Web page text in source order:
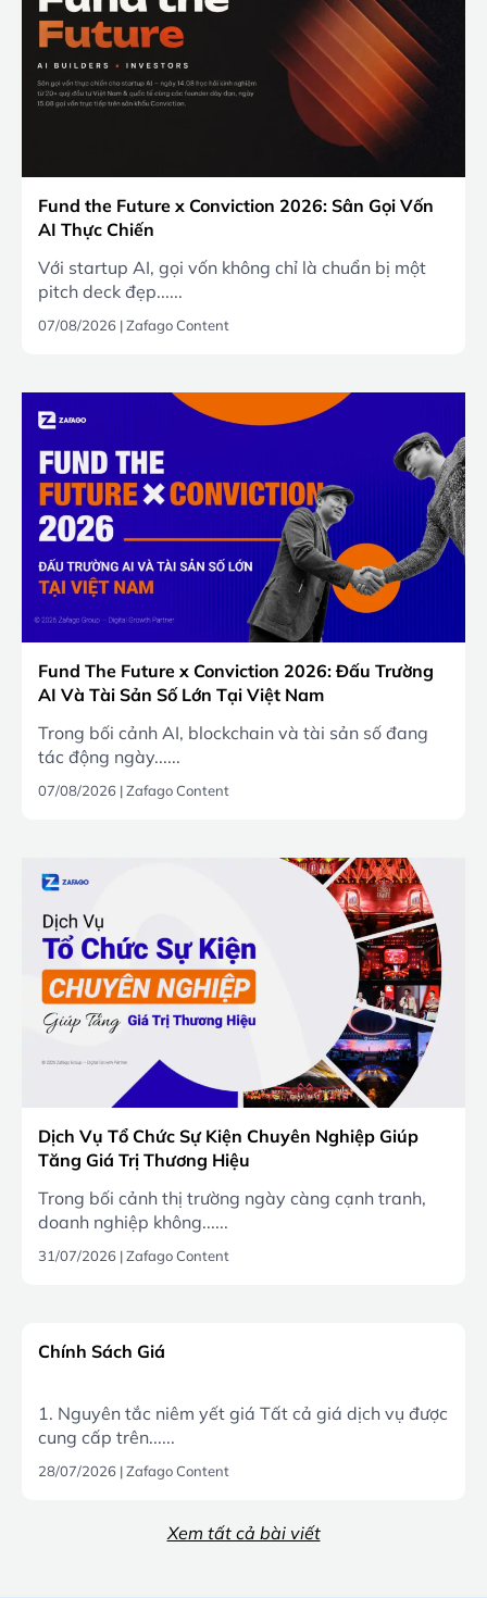
Fund the Future x Conviction 2026: Sân Gọi Vốn
AI Thực Chiến
Với startup AI, gọi vốn không chỉ là chuẩn bị một
pitch deck đẹp......
07/08/2026 |Zafago Content
Fund The Future x Conviction 2026: Đấu Trường
AI Và Tài Sản Số Lớn Tại Việt Nam
Trong bối cảnh AI, blockchain và tài sản số đang
tác động ngày......
07/08/2026 |Zafago Content
Dịch Vụ Tổ Chức Sự Kiện Chuyên Nghiệp Giúp
Tăng Giá Trị Thương Hiệu
Trong bối cảnh thị trường ngày càng cạnh tranh,
doanh nghiệp không......
31/07/2026 |Zafago Content
Chính Sách Giá
1. Nguyên tắc niêm yết giá Tất cả giá dịch vụ được
cung cấp trên......
28/07/2026 |Zafago Content
Xem tất cả bài viết